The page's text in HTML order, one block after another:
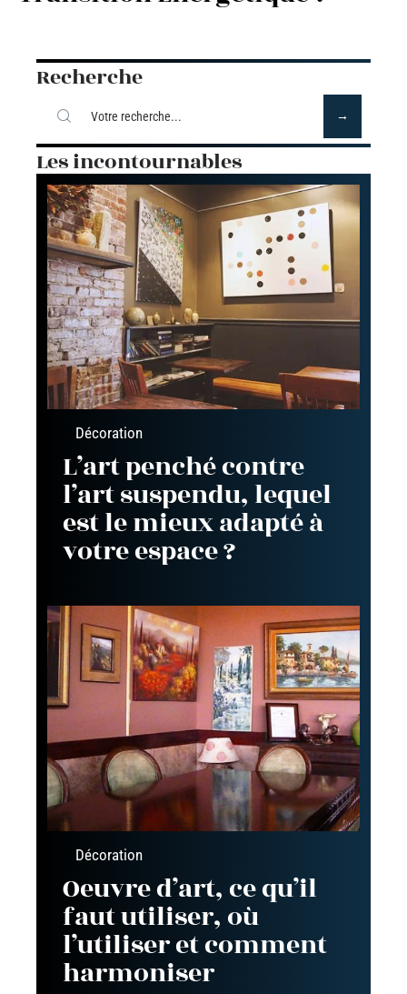
Recherche
Les incontournables
Décoration
L’art penché contre
l’art suspendu, lequel
est le mieux adapté à
votre espace ?
Décoration
Oeuvre d’art, ce qu’il
faut utiliser, où
l’utiliser et comment
harmoniser